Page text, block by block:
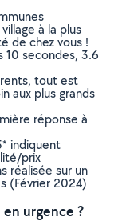
à la plus
de chez vous !
secondes, 3.6
tout est
aux plus grands
réponse à
indiquent
prix
réalisée sur un
(Février 2024)
urgence ?